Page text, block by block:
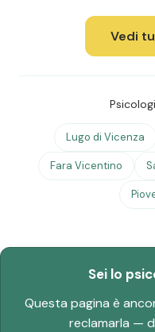
Vedi
Lugo di Vicenza
Fara Vicentino
Sei lo
Questa pagina è
reclamarla —